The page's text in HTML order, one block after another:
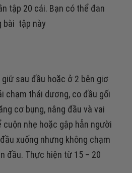
tập 20 cái. Bạn có thể đan
bài tập này
sau đầu hoặc ở 2 bên giơ
chạm thái dương, co đầu gối
cơ bụng, nâng đầu và vai
cuộn nhẹ hoặc gập hẳn người
xuống nhưng không chạm
đầu. Thực hiện từ 15 – 20